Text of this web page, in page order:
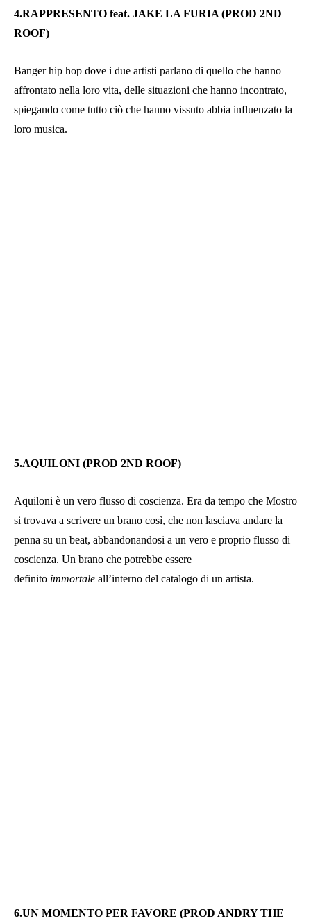
4.RAPPRESENTO feat. JAKE LA FURIA (PROD 2ND
ROOF)
Banger hip hop dove i due artisti parlano di quello che hanno
affrontato nella loro vita, delle situazioni che hanno incontrato,
spiegando come tutto ciò che hanno vissuto abbia influenzato la
loro musica.
5.AQUILONI (PROD 2ND ROOF)
Aquiloni è un vero flusso di coscienza. Era da tempo che Mostro
si trovava a scrivere un brano così, che non lasciava andare la
penna su un beat, abbandonandosi a un vero e proprio flusso di
coscienza. Un brano che potrebbe essere
definito immortale all’interno del catalogo di un artista.
6.UN MOMENTO PER FAVORE (PROD ANDRY THE